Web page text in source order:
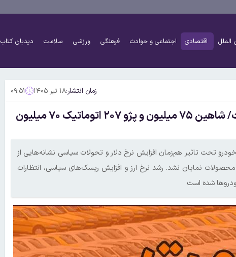
الملل اقتصادی اجتماعی و حوادث فرهنگی ورزشی سلامت دیدبان کتاب
زمان انتشار:۱۸ تیر ۱۴۰۵ ۰۹:۵۱
قیمت انواع خودرو ۱۸ تیر ۱۴۰۵+جدول قیمت/ شاهین ۷۵ میلیون و پژو ۲۰۷ اتوماتیک ۷۰ میلیون
اعلام شد که بازار خودرو تحت تاثیر هم‌زمان افزایش نرخ دلار و تحولات سیاسی نشانه‌هایی از
نمایان نشد. رشد نرخ ارز و افزایش ریسک‌های سیاسی، انتظارات
شده است